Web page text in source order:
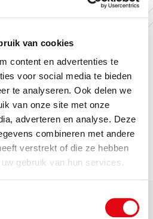
van cookies
content en advertenties te
voor social media te bieden
te analyseren. Ook delen we
van onze site met onze
adverteren en analyse. Deze
combineren met andere
verstrekt of die ze hebben
gebruik van hun services.
is hiervan op de
brand is in handen van de
en West-Brabant. Alle
site:
Industriebrand-